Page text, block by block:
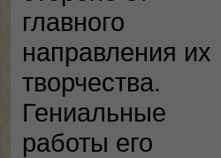
главного
направления их
творчества.
Гениальные
работы его